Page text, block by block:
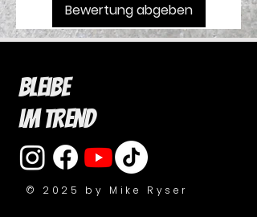
Bewertung abgeben
Bleibe
im Trend
© 2025 by Mike Ryser